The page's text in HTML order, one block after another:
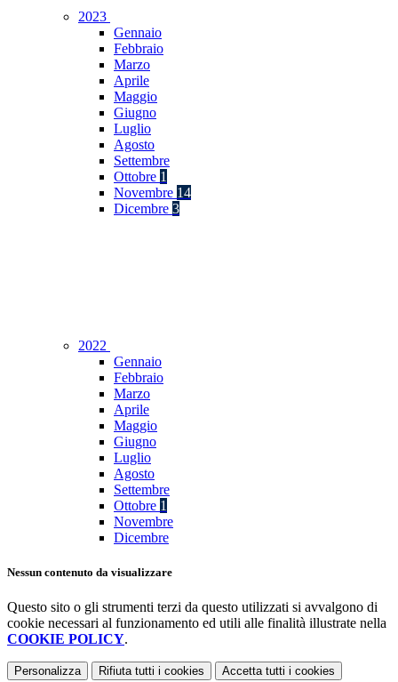
2023
Gennaio
Febbraio
Marzo
Aprile
Maggio
Giugno
Luglio
Agosto
Settembre
Ottobre 1
Novembre 14
Dicembre 3
2022
Gennaio
Febbraio
Marzo
Aprile
Maggio
Giugno
Luglio
Agosto
Settembre
Ottobre 1
Novembre
Dicembre
Nessun contenuto da visualizzare
Questo sito o gli strumenti terzi da questo utilizzati si avvalgono di
cookie necessari al funzionamento ed utili alle finalità illustrate nella
COOKIE POLICY.
Personalizza Rifiuta tutti i cookies Accetta tutti i cookies